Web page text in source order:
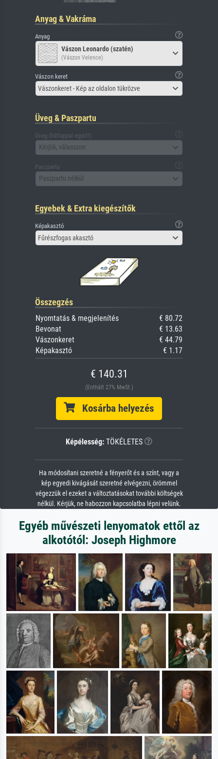
Anyag & Vakráma
Anyag
Vászon Leonardo (szatén)
(Vászon Velence)
Vászon keret
Vászonkeret - Kép az oldalon tükrözve
Üveg & Paszpartu
Üveg (hátlappal együtt)
Kérjük, válasszon
Paszpartu
Paszpartu nélkül
Egyebek & Extra kiegészítők
Képakasztó
Fűrészfogas akasztó
Összegzés
Nyomtatás & megjelenítés
€ 80.72
Bevonat
€ 13.63
Vászonkeret
€ 44.79
Képakasztó
€ 1.17
€ 140.31
(Enthält 27% MwSt.)
Kosárba helyezés
Képélesség: TÖKÉLETES
Ha módosítani szeretné a fényerőt és a színt, vagy a
kép egyedi kivágását szeretné elvégezni, örömmel
végezzük el ezeket a változtatásokat további költségek
nélkül. Kérjük, ne habozzon kapcsolatba lépni velünk.
Egyéb művészeti lenyomatok ettől az
alkotótól: Joseph Highmore